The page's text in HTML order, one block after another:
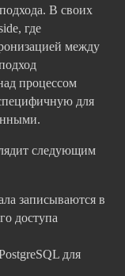
В своих
где
между
процессом
для
следующим
записываются в
доступа
для